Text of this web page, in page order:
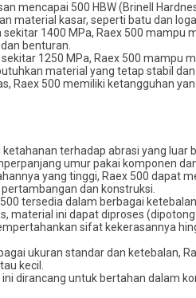
mencapai 500 HBW (Brinell
material kasar, seperti batu dan
sekitar 1400 MPa, Raex 500
benturan.
1250 MPa, Raex 500 mampu
material yang tetap stabil
Raex 500 memiliki ketangguhan
ketahanan terhadap abrasi yang
umur pakai komponen
yang tinggi, Raex 500 dapat
dan konstruksi.
500 tersedia dalam berbagai
material ini dapat diproses
sifat kekerasannya
ukuran standar dan ketebalan,
kecil.
ini dirancang untuk bertahan dalam